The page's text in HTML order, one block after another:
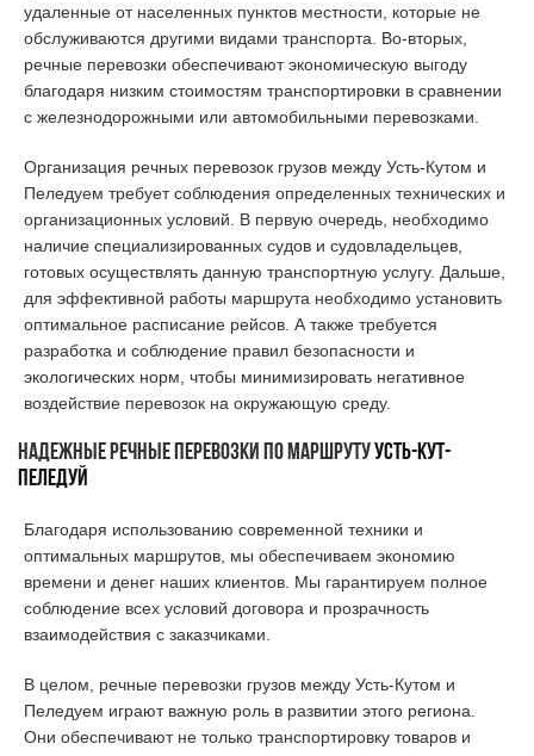
удаленные от населенных пунктов местности, которые не
обслуживаются другими видами транспорта. Во-вторых,
речные перевозки обеспечивают экономическую выгоду
благодаря низким стоимостям транспортировки в сравнении
с железнодорожными или автомобильными перевозками.
Организация речных перевозок грузов между Усть-Кутом и
Пеледуем требует соблюдения определенных технических и
организационных условий. В первую очередь, необходимо
наличие специализированных судов и судовладельцев,
готовых осуществлять данную транспортную услугу. Дальше,
для эффективной работы маршрута необходимо установить
оптимальное расписание рейсов. А также требуется
разработка и соблюдение правил безопасности и
экологических норм, чтобы минимизировать негативное
воздействие перевозок на окружающую среду.
Надежные речные перевозки по маршрутуУСТЬ-КУТ-
Пеледуй
Благодаря использованию современной техники и
оптимальных маршрутов, мы обеспечиваем экономию
времени и денег наших клиентов. Мы гарантируем полное
соблюдение всех условий договора и прозрачность
взаимодействия с заказчиками.
В целом, речные перевозки грузов между Усть-Кутом и
Пеледуем играют важную роль в развитии этого региона.
Они обеспечивают не только транспортировку товаров и